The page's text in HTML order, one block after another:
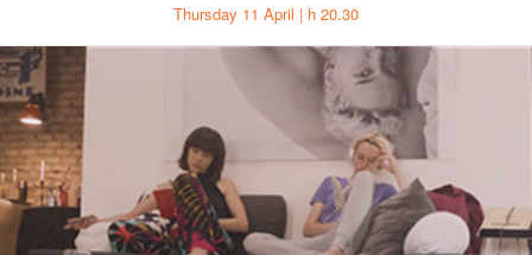
Thursday 11 April | h 20.30